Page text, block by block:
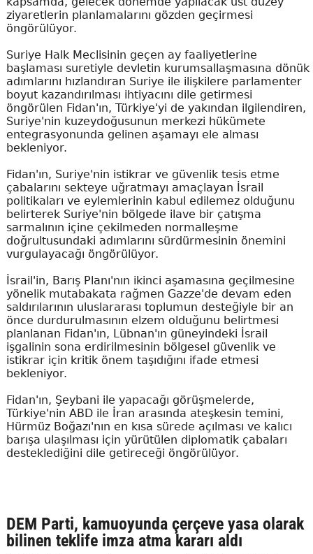
ziyaretlerin planlamalarını gözden geçirmesi
öngörülüyor.
Suriye Halk Meclisinin geçen ay faaliyetlerine
başlaması suretiyle devletin kurumsallaşmasına dönük
adımlarını hızlandıran Suriye ile ilişkilere parlamenter
boyut kazandırılması ihtiyacını dile getirmesi
öngörülen Fidan'ın, Türkiye'yi de yakından ilgilendiren,
Suriye'nin kuzeydoğusunun merkezi hükümete
entegrasyonunda gelinen aşamayı ele alması
bekleniyor.
Fidan'ın, Suriye'nin istikrar ve güvenlik tesis etme
çabalarını sekteye uğratmayı amaçlayan İsrail
politikaları ve eylemlerinin kabul edilemez olduğunu
belirterek Suriye'nin bölgede ilave bir çatışma
sarmalının içine çekilmeden normalleşme
doğrultusundaki adımlarını sürdürmesinin önemini
vurgulayacağı öngörülüyor.
İsrail'in, Barış Planı'nın ikinci aşamasına geçilmesine
yönelik mutabakata rağmen Gazze'de devam eden
saldırılarının uluslararası toplumun desteğiyle bir an
önce durdurulmasının elzem olduğunu belirtmesi
planlanan Fidan'ın, Lübnan'ın güneyindeki İsrail
işgalinin sona erdirilmesinin bölgesel güvenlik ve
istikrar için kritik önem taşıdığını ifade etmesi
bekleniyor.
Fidan'ın, Şeybani ile yapacağı görüşmelerde,
Türkiye'nin ABD ile İran arasında ateşkesin temini,
Hürmüz Boğazı'nın en kısa sürede açılması ve kalıcı
barışa ulaşılması için yürütülen diplomatik çabaları
desteklediğini dile getireceği öngörülüyor.
DEM Parti, kamuoyunda çerçeve yasa olarak
bilinen teklife imza atma kararı aldı